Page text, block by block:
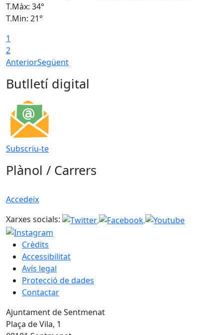
T.Màx: 34°
T.Min: 21°
1
2
AnteriorSegüent
Butlletí digital
Subscriu-te
Plànol / Carrers
Accedeix
Xarxes socials:
Crèdits
Accessibilitat
Avís legal
Protecció de dades
Contactar
Ajuntament de Sentmenat
Plaça de Vila, 1